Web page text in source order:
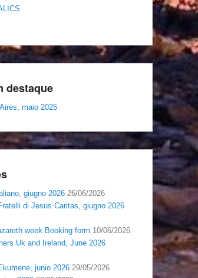
destaque
maio 2025
giugno 2026 26/06/2026
di Jesus Caritas, giugno 2026
week Booking form 10/06/2026
Uk and Ireland, June 2026
junio 2026 29/05/2026